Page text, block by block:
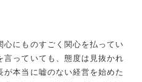
心にものすごく関心を払ってい
言っていても、態度は見抜かれ
が本当に嘘のない経営を始めた